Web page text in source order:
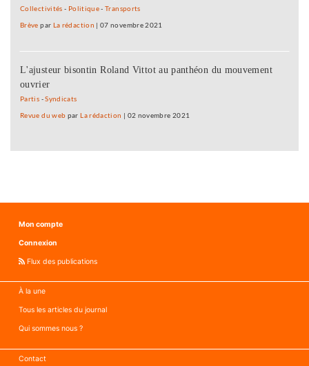
Collectivités - Politique-Transports
Brève par La rédaction |07 novembre 2021
L'ajusteur bisontin Roland Vittot au panthéon du mouvement
ouvrier
Partis -Syndicats
Revue du web parLa rédaction | 02 novembre 2021
Mon compte
Connexion
Flux des publications
À la une
Tous les articles du journal
Qui sommes nous ?
Contact